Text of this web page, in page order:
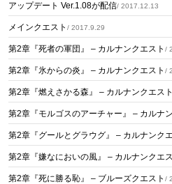
アップデート Ver.1.08が配信/ 2017.12.13
メインクエスト / 2017.9.29
第2章『死者の軍団』 – カルナンクエスト /
第2章『氷からの炎』 – カルナンクエスト /
第2章『燃えさかる森』 – カルナンクエスト
第2章『モルゴスのアーチャー』 – カルナ
第2章『グールとグラウグ』 – カルナンク
第2章『嫌なにおいの風』 – カルナンクエ
第2章『死に勝る恥』 – ブルーズクエスト /